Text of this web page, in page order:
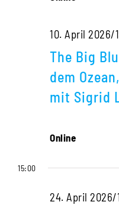
The Big
dem
mit Sigrid
10. April 2026/
Online
15:00
24. April 2026/